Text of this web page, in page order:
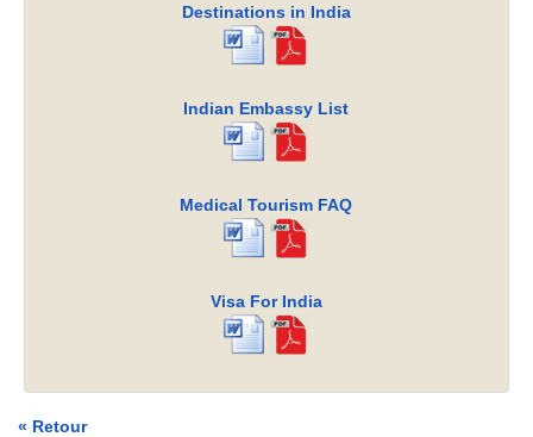
Destinations in India
Indian Embassy List
Medical Tourism FAQ
Visa For India
« Retour